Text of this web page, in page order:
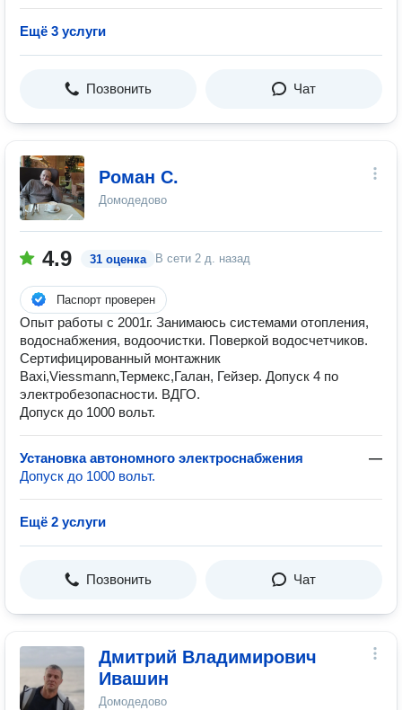
Ещё 3 услуги
Позвонить Чат
Роман С.
Домодедово
4.9 31 оценка В сети 2 д. назад
Паспорт проверен
Опыт работы с 2001г. Занимаюсь системами отопления,
водоснабжения, водоочистки. Поверкой водосчетчиков.
Сертифицированный монтажник
Baxi,Viessmann,Термекс,Галан, Гейзер. Допуск 4 по
электробезопасности. ВДГО.
Допуск до 1000 вольт.
Установка автономного электроснабжения
—
Допуск до 1000 вольт.
Ещё 2 услуги
Позвонить Чат
Дмитрий Владимирович
Ивашин
Домодедово